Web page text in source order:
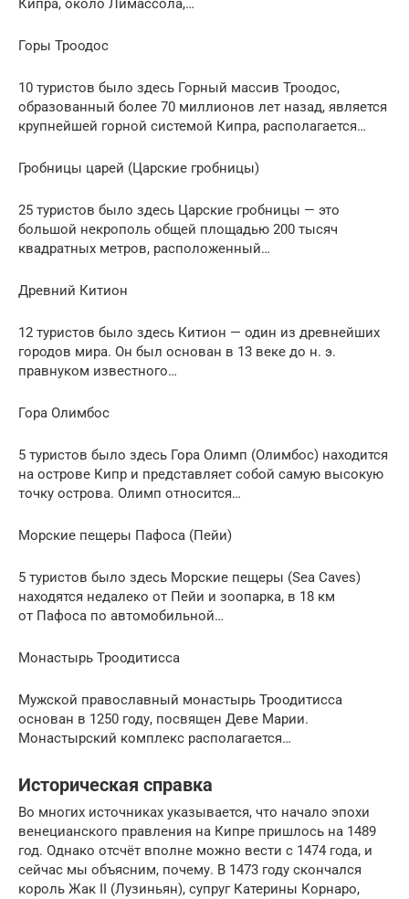
Кипра, около Лимассола,…
Горы Троодос
10 туристов было здесь Горный массив Троодос,
образованный более 70 миллионов лет назад, является
крупнейшей горной системой Кипра, располагается…
Гробницы царей (Царские гробницы)
25 туристов было здесь Царские гробницы — это
большой некрополь общей площадью 200 тысяч
квадратных метров, расположенный…
Древний Китион
12 туристов было здесь Китион — один из древнейших
городов мира. Он был основан в 13 веке до н. э.
правнуком известного…
Гора Олимбос
5 туристов было здесь Гора Олимп (Олимбос) находится
на острове Кипр и представляет собой самую высокую
точку острова. Олимп относится…
Морские пещеры Пафоса (Пейи)
5 туристов было здесь Морские пещеры (Sea Caves)
находятся недалеко от Пейи и зоопарка, в 18 км
от Пафоса по автомобильной…
Монастырь Троодитисса
Мужской православный монастырь Троодитисса
основан в 1250 году, посвящен Деве Марии.
Монастырский комплекс располагается…
Историческая справка
Во многих источниках указывается, что начало эпохи
венецианского правления на Кипре пришлось на 1489
год. Однако отсчёт вполне можно вести с 1474 года, и
сейчас мы объясним, почему. В 1473 году скончался
король Жак II (Лузиньян), супруг Катерины Корнаро,